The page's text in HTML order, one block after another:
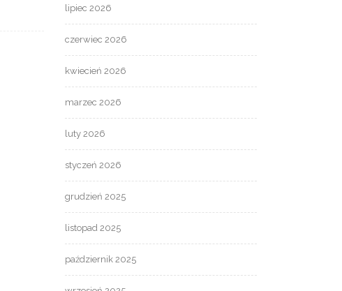
lipiec 2026
czerwiec 2026
kwiecień 2026
marzec 2026
luty 2026
styczeń 2026
grudzień 2025
listopad 2025
październik 2025